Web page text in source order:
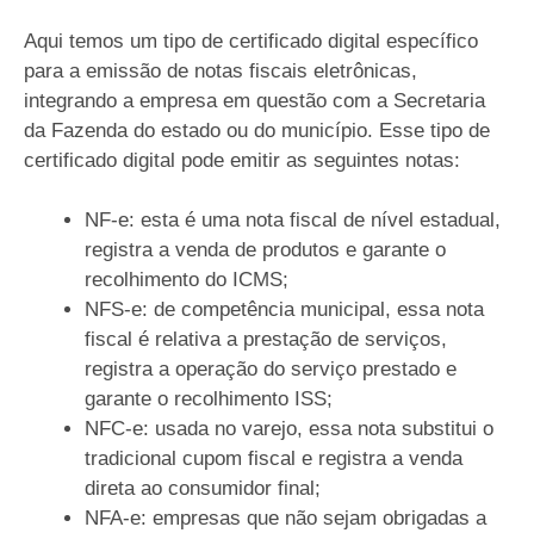
Aqui temos um tipo de certificado digital específico
para a emissão de notas fiscais eletrônicas,
integrando a empresa em questão com a Secretaria
da Fazenda do estado ou do município. Esse tipo de
certificado digital pode emitir as seguintes notas:
NF-e: esta é uma nota fiscal de nível estadual,
registra a venda de produtos e garante o
recolhimento do ICMS;
NFS-e: de competência municipal, essa nota
fiscal é relativa a prestação de serviços,
registra a operação do serviço prestado e
garante o recolhimento ISS;
NFC-e: usada no varejo, essa nota substitui o
tradicional cupom fiscal e registra a venda
direta ao consumidor final;
NFA-e: empresas que não sejam obrigadas a